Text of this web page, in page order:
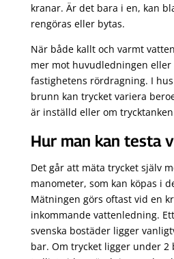
kranar. Är det bara i en, kan
rengöras eller bytas.
När både kallt och varmt
mer mot huvudledningen eller
fastighetens rördragning. I
brunn kan trycket variera
är inställd eller om
Hur man kan testa
Det går att mäta trycket själv
manometer, som kan köpas i
Mätningen görs oftast vid en
inkommande vattenledning.
svenska bostäder ligger
bar. Om trycket ligger under 2